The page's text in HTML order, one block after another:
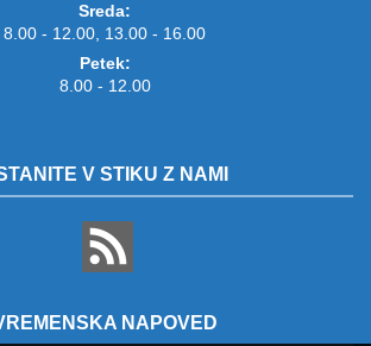
Sreda:
8.00 - 12.00, 13.00 - 16.00
Petek:
8.00 - 12.00
V STIKU Z NAMI
NAPOVED